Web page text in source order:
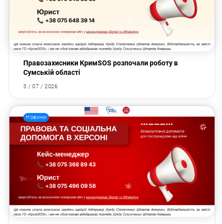
Правозахисники КримSOS розпочали роботу в
Сумській області
3 / 07 / 2026
Новини